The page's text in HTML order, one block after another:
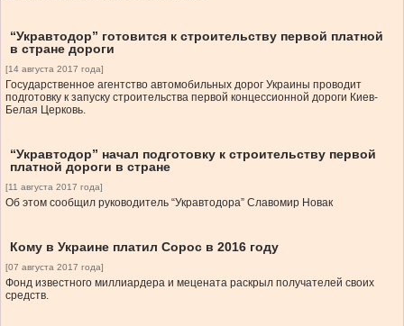
“Укравтодор” готовится к строительству первой платной
в стране дороги
[14 августа 2017 года]
Государственное агентство автомобильных дорог Украины проводит
подготовку к запуску строительства первой концессионной дороги Киев-
Белая Церковь.
“Укравтодор” начал подготовку к строительству первой
платной дороги в стране
[11 августа 2017 года]
Об этом сообщил руководитель “Укравтодора” Славомир Новак
Кому в Украине платил Сорос в 2016 году
[07 августа 2017 года]
Фонд известного миллиардера и мецената раскрыл получателей своих
средств.